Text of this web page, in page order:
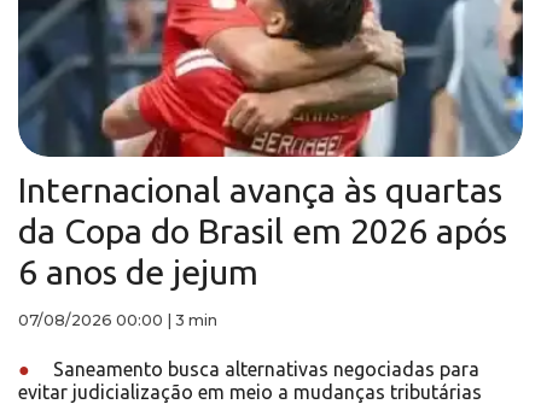
Internacional avança às quartas
da Copa do Brasil em 2026 após
6 anos de jejum
07/08/2026 00:00 3 min
●
Saneamento busca alternativas negociadas para
evitar judicialização em meio a mudanças tributárias